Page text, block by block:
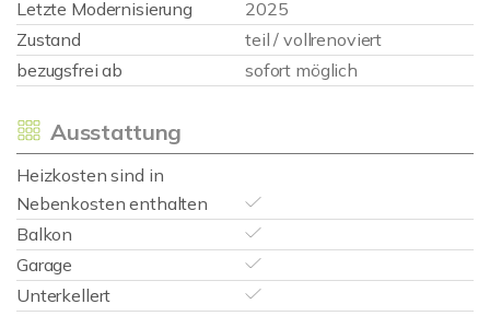
Letzte Modernisierung
2025
Zustand
teil / vollrenoviert
bezugsfrei ab
sofort möglich
Ausstattung
Heizkosten sind in
Nebenkosten enthalten
Balkon
Garage
Unterkellert